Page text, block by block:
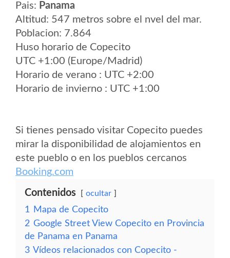
Pais: Panama
Altitud: 547 metros sobre el nvel del mar.
Poblacion: 7.864
Huso horario de Copecito
UTC +1:00 (Europe/Madrid)
Horario de verano : UTC +2:00
Horario de invierno : UTC +1:00
Si tienes pensado visitar Copecito puedes
mirar la disponibilidad de alojamientos en
este pueblo o en los pueblos cercanos
Booking.com
Contenidos ocultar
1
Mapa de Copecito
2 Google Street View Copecito en Provincia
de Panama en Panama
3 Vídeos relacionados con Copecito -